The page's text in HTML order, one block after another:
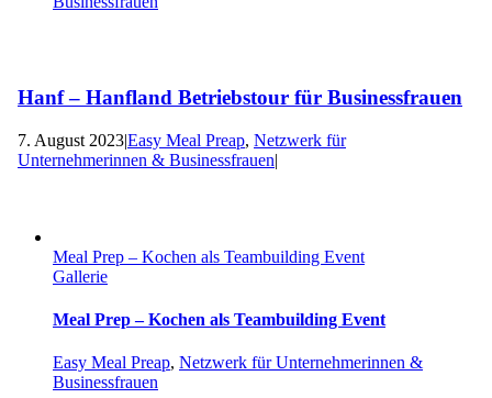
Hanf – Hanfland Betriebstour für Businessfrauen
7. August 2023|Easy Meal Preap, Netzwerk für
Unternehmerinnen & Businessfrauen|
Meal Prep – Kochen als Teambuilding Event
Gallerie
Meal Prep – Kochen als Teambuilding Event
Easy Meal Preap, Netzwerk für Unternehmerinnen &
Businessfrauen